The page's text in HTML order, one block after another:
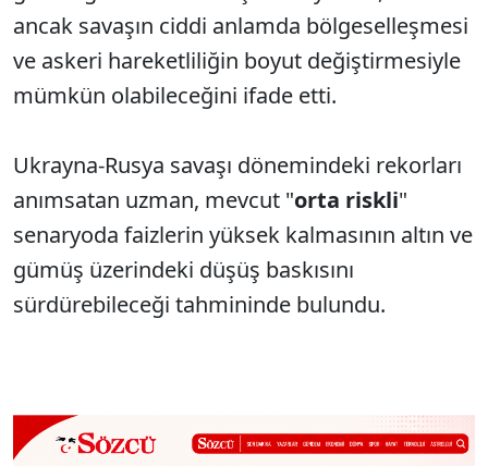
ancak savaşın ciddi anlamda bölgeselleşmesi
ve askeri hareketliliğin boyut değiştirmesiyle
mümkün olabileceğini ifade etti.
Ukrayna-Rusya savaşı dönemindeki rekorları
anımsatan uzman, mevcut "orta riskli"
senaryoda faizlerin yüksek kalmasının altın ve
gümüş üzerindeki düşüş baskısını
sürdürebileceği tahmininde bulundu.